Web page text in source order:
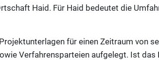
Haid. Für Haid bedeutet die
für einen Zeitraum von
Verfahrensparteien aufgelegt. Ist das